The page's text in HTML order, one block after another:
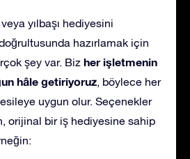
yılbaşı hediyesini
hazırlamak için
şey var. Biz her işletmenin
hâle getiriyoruz, böylece her
uygun olur. Seçenekler
orijinal bir iş hediyesine sahip